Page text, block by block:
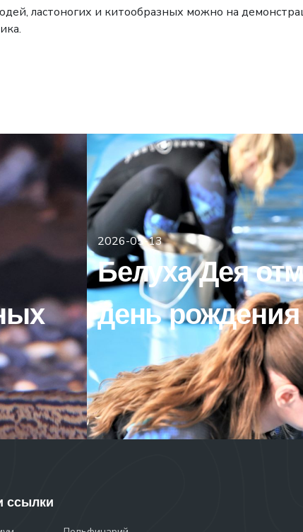
ластоногих и китообразных можно на
2026-05-13
Белуха Дея
день рождения
ссылки